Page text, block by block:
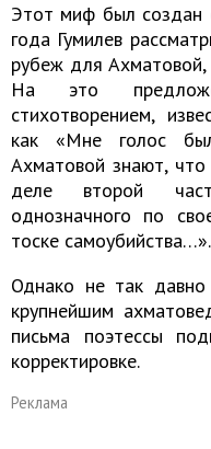
Этот миф был создан
года Гумилев
рубеж для
На это
стихотворением,
как «Мне голос
Ахматовой знают,
деле второй
однозначного по
тоске самоубийства…».
Однако не так давно
крупнейшим
письма поэтессы
корректировке.
Реклама